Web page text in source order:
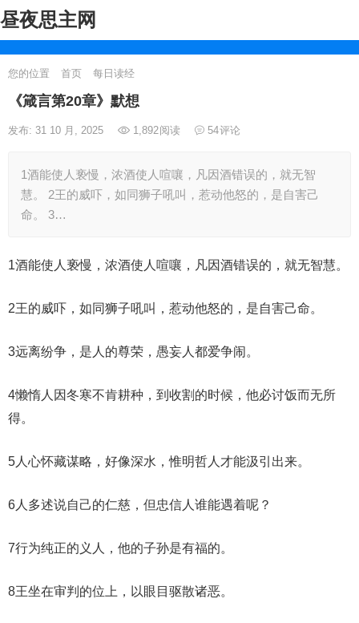
昼夜思主网
您的位置 首页 每日读经
《箴言第20章》默想
发布: 31 10 月, 2025 1,892阅读 54评论
1酒能使人亵慢，浓酒使人喧嚷，凡因酒错误的，就无智
慧。 2王的威吓，如同狮子吼叫，惹动他怒的，是自害己
命。 3…
1酒能使人亵慢，浓酒使人喧嚷，凡因酒错误的，就无智慧。
2王的威吓，如同狮子吼叫，惹动他怒的，是自害己命。
3远离纷争，是人的尊荣，愚妄人都爱争闹。
4懒惰人因冬寒不肯耕种，到收割的时候，他必讨饭而无所
得。
5人心怀藏谋略，好像深水，惟明哲人才能汲引出来。
6人多述说自己的仁慈，但忠信人谁能遇着呢？
7行为纯正的义人，他的子孙是有福的。
8王坐在审判的位上，以眼目驱散诸恶。